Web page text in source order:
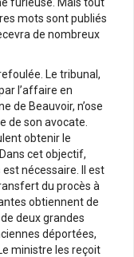
mots sont publiés
de nombreux
Le tribunal,
l’affaire en
de Beauvoir, n’ose
de son avocate.
obtenir le
cet objectif,
est nécessaire. Il est
du procès à
obtiennent de
deux grandes
déportées,
ministre les reçoit